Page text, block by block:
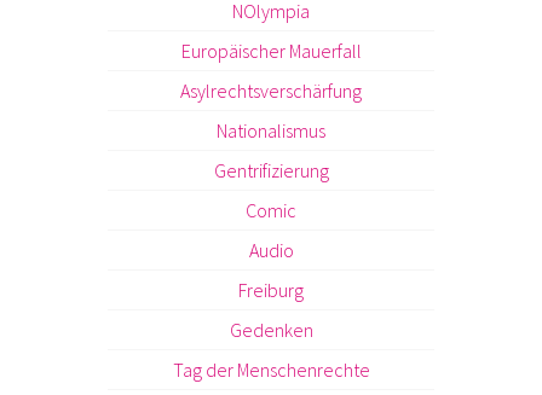
NOlympia
Europäischer Mauerfall
Asylrechtsverschärfung
Nationalismus
Gentrifizierung
Comic
Audio
Freiburg
Gedenken
Tag der Menschenrechte